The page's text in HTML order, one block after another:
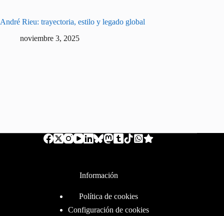
André Rieu: trayectoria, estilo y legado global
noviembre 3, 2025
Información
Política de cookies
Configuración de cookies